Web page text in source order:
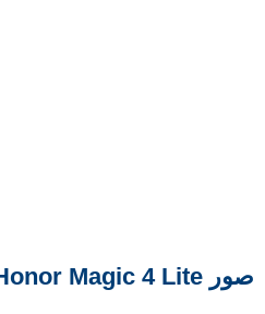
صور Honor Magic 4 Lite